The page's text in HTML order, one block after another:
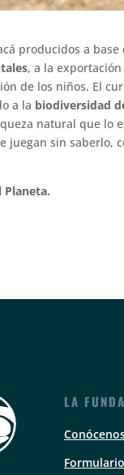
producidos a
, a la
de los niños. El
a la biodiversidad
natural que lo
juegan sin saberlo,
Planeta.
LA